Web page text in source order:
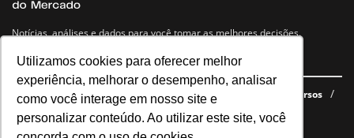
Utilizamos cookies para oferecer melhor
experiência, melhorar o desempenho, analisar
como você interage em nosso site e
personalizar conteúdo. Ao utilizar este site, você
Notícias, análises e dados para você tomar as melhores decisões.
Navegue no site
Últimas notícias Quem somos E-books gratuitos
Cursos
Política de privacidade